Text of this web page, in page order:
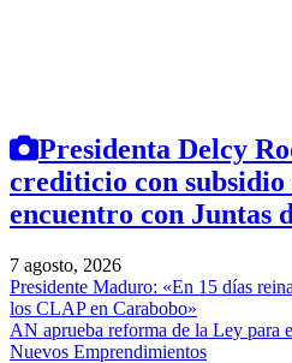
Presidenta Delcy
crediticio con
encuentro con Juntas
7 agosto, 2026
Presidente Maduro: «En 15 días
los CLAP en Carabobo»
AN aprueba reforma de la Ley para
Nuevos Emprendimientos